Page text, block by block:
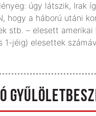
úgy látszik, Irak
hogy a háború utáni
stb. – elesett
1-jéig) elesettek